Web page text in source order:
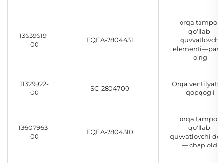
13639619-
00
EQEA-2804431
orqa
qo'llab-
o'ng
11329922-
00
SC-2804700
Orqa
qopqog'i
13607963-
00
EQEA-2804310
orqa
qo'llab-
quvvatlovchi
— chap